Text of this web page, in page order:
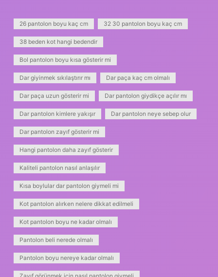
26 pantolon boyu kaç cm 32 30 pantolon boyu kaç cm
38 beden kot hangi bedendir
Bol pantolon boyu kısa gösterir mi
Dar giyinmek sıkılaştırır mı Dar paça kaç cm olmalı
Dar paça uzun gösterir mi Dar pantolon giydikçe açılır mı
Dar pantolon kimlere yakışır Dar pantolon neye sebep olur
Dar pantolon zayıf gösterir mi
Hangi pantolon daha zayıf gösterir
Kaliteli pantolon nasıl anlaşılır
Kısa boylular dar pantolon giymeli mi
Kot pantolon alırken nelere dikkat edilmeli
Kot pantolon boyu ne kadar olmalı
Pantolon beli nerede olmalı
Pantolon boyu nereye kadar olmalı